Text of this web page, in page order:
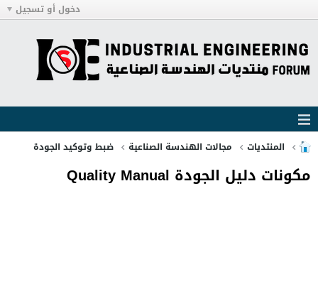
دخول أو تسجيل
المنتديات مجالات الهندسة الصناعية ضبط وتوكيد الجودة
مكونات دليل الجودة Quality Manual